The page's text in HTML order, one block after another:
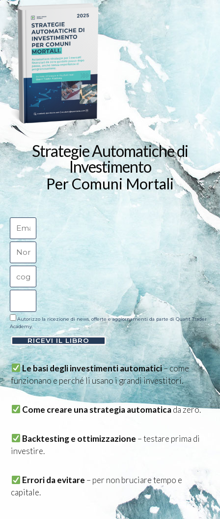
Strategie Automatiche di
Investimento
Per Comuni Mortali
Autorizzo la ricezione di news, offerte e aggiornamenti da parte di Quant Trader
Academy.
RICEVI IL LIBRO
Le basi degli investimenti automatici– come
funzionano e perché li usano i grandi investitori.
Come creare una strategia automaticada zero.
Backtesting e ottimizzazione – testare prima di
investire.
Errori da evitare – per non bruciare tempo e
capitale.